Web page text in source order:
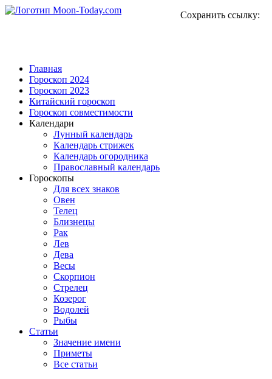
Сохранить ссылку:
Главная
Гороскоп 2024
Гороскоп 2023
Китайский гороскоп
Гороскоп совместимости
Календари
Лунный календарь
Календарь стрижек
Календарь огородника
Православный календарь
Гороскопы
Для всех знаков
Овен
Телец
Близнецы
Рак
Лев
Дева
Весы
Скорпион
Стрелец
Козерог
Водолей
Рыбы
Статьи
Значение имени
Приметы
Все статьи